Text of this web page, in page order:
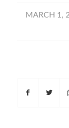
MARCH 1,
/